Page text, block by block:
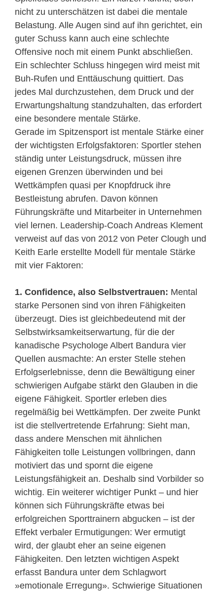
nicht zu unterschätzen ist dabei die mentale
Belastung. Alle Augen sind auf ihn gerichtet, ein
guter Schuss kann auch eine schlechte
Offensive noch mit einem Punkt abschließen.
Ein schlechter Schluss hingegen wird meist mit
Buh-Rufen und Enttäuschung quittiert. Das
jedes Mal durchzustehen, dem Druck und der
Erwartungshaltung standzuhalten, das erfordert
eine besondere mentale Stärke.
Gerade im Spitzensport ist mentale Stärke einer
der wichtigsten Erfolgsfaktoren: Sportler stehen
ständig unter Leistungsdruck, müssen ihre
eigenen Grenzen überwinden und bei
Wettkämpfen quasi per Knopfdruck ihre
Bestleistung abrufen. Davon können
Führungskräfte und Mitarbeiter in Unternehmen
viel lernen. Leadership-Coach Andreas Klement
verweist auf das von 2012 von Peter Clough und
Keith Earle erstellte Modell für mentale Stärke
mit vier Faktoren:
1. Confidence, also Selbstvertrauen: Mental
starke Personen sind von ihren Fähigkeiten
überzeugt. Dies ist gleichbedeutend mit der
Selbstwirksamkeitserwartung, für die der
kanadische Psychologe Albert Bandura vier
Quellen ausmachte: An erster Stelle stehen
Erfolgserlebnisse, denn die Bewältigung einer
schwierigen Aufgabe stärkt den Glauben in die
eigene Fähigkeit. Sportler erleben dies
regelmäßig bei Wettkämpfen. Der zweite Punkt
ist die stellvertretende Erfahrung: Sieht man,
dass andere Menschen mit ähnlichen
Fähigkeiten tolle Leistungen vollbringen, dann
motiviert das und spornt die eigene
Leistungsfähigkeit an. Deshalb sind Vorbilder so
wichtig. Ein weiterer wichtiger Punkt – und hier
können sich Führungskräfte etwas bei
erfolgreichen Sporttrainern abgucken – ist der
Effekt verbaler Ermutigungen: Wer ermutigt
wird, der glaubt eher an seine eigenen
Fähigkeiten. Den letzten wichtigen Aspekt
erfasst Bandura unter dem Schlagwort
»emotionale Erregung». Schwierige Situationen